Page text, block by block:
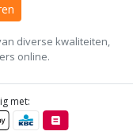
diverse kwaliteiten,
online.
met: